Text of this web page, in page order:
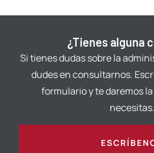
¿Tienes alguna
Si tienes dudas sobre la
dudes en consultarnos.
formulario y te daremos
necesitas.